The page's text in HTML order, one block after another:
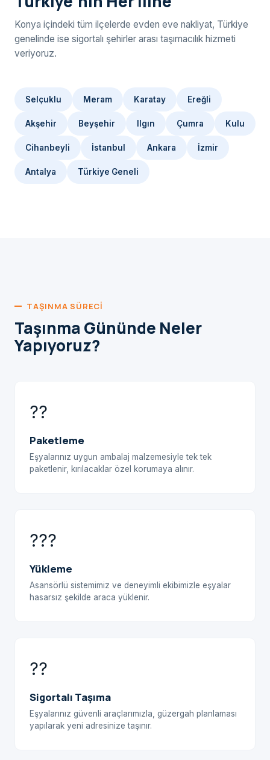
Konya içindeki tüm ilçelerde evden eve nakliyat, Türkiye
genelinde ise sigortalı şehirler arası taşımacılık hizmeti
veriyoruz.
Selçuklu Meram Karatay Ereğli
Akşehir Beyşehir Ilgın Çumra Kulu
Cihanbeyli İstanbul Ankara İzmir
Antalya Türkiye Geneli
TAŞINMA SÜRECI
Taşınma Gününde Neler
Yapıyoruz?
??
Paketleme
Eşyalarınız uygun ambalaj malzemesiyle tek tek
paketlenir, kırılacaklar özel korumaya alınır.
???
Yükleme
Asansörlü sistemimiz ve deneyimli ekibimizle eşyalar
hasarsız şekilde araca yüklenir.
??
Sigortalı Taşıma
Eşyalarınız güvenli araçlarımızla, güzergah planlaması
yapılarak yeni adresinize taşınır.